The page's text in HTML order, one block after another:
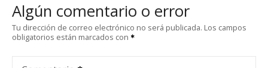
g
a
Algún comentario o error
Tu dirección de correo electrónico no será publicada. Los campos
obligatorios están marcados con